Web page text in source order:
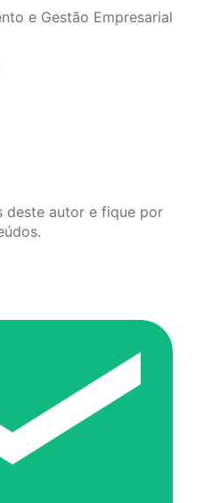
e Gestão Empresarial
deste autor e fique por